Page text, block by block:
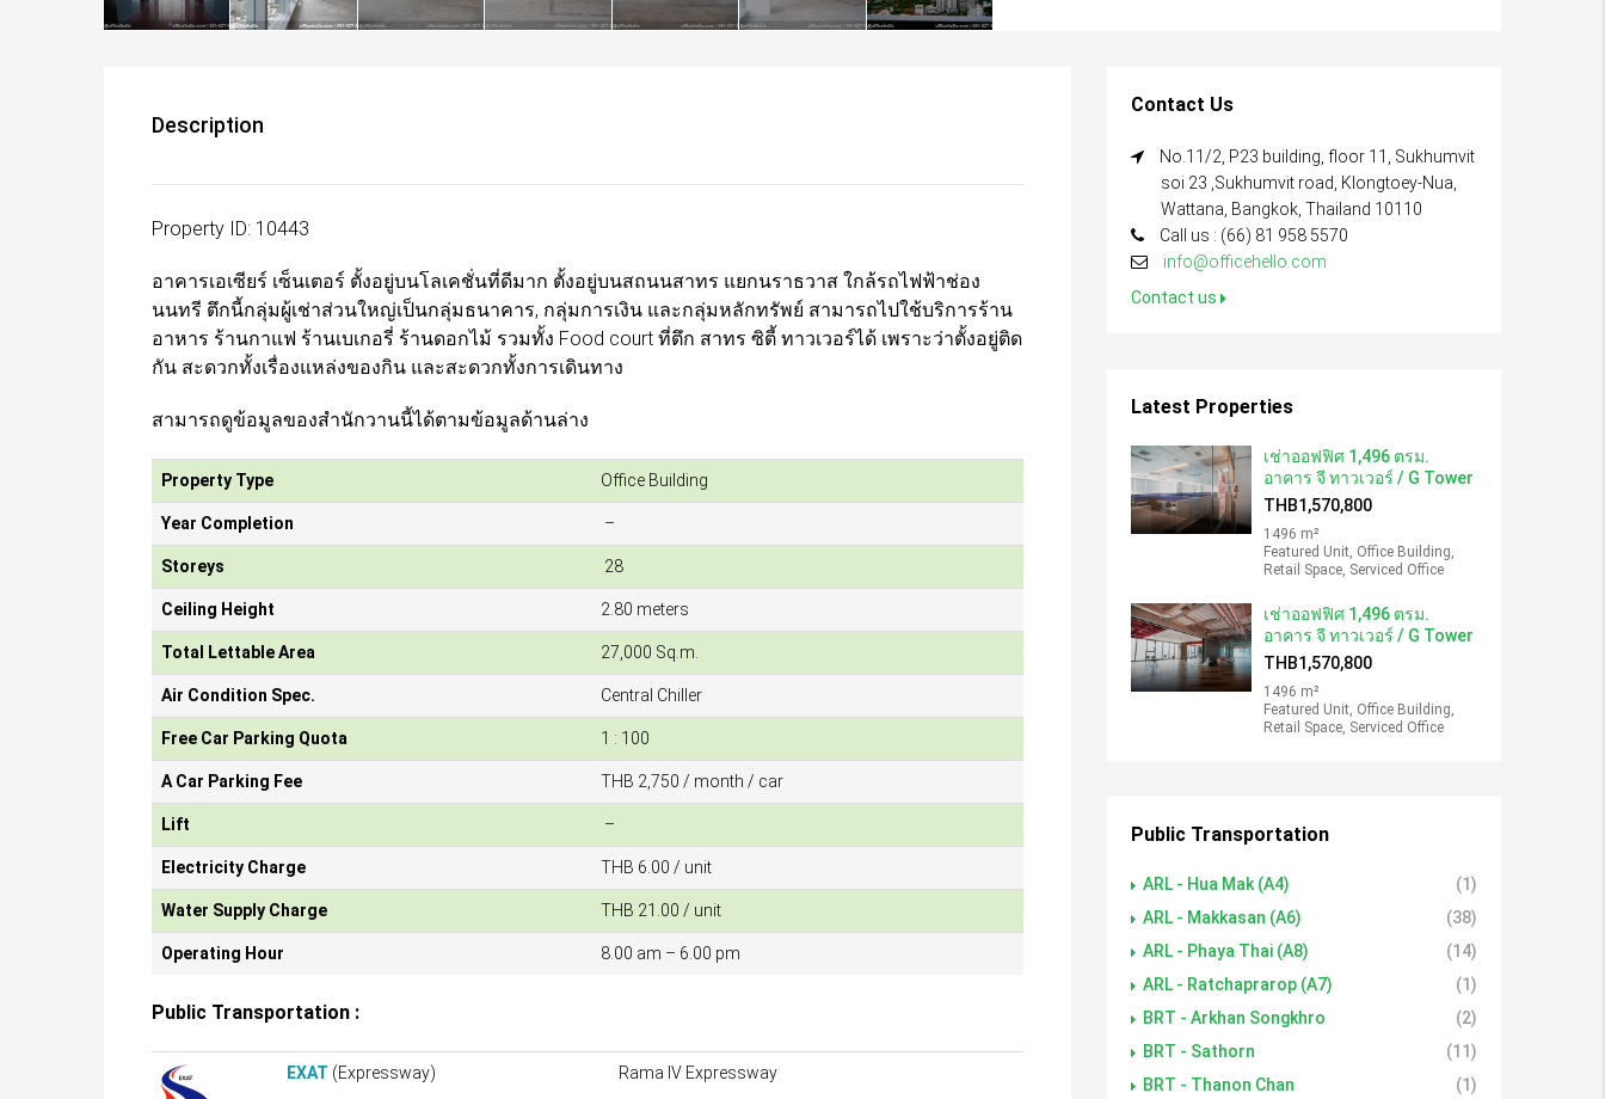
Description
Property ID: 10443
อาคารเอเซียร์ เซ็นเตอร์ ตั้งอยู่บนโลเคชั่นที่ดีมาก ตั้งอยู่บนสถนนสาทร แยกนราธวาส ใกล้รถไฟฟ้าช่อง
นนทรี ตึกนี้กลุ่มผู้เช่าส่วนใหญ่เป็นกลุ่มธนาคาร, กลุ่มการเงิน และกลุ่มหลักทรัพย์ สามารถไปใช้บริการร้าน
อาหาร ร้านกาแฟ ร้านเบเกอรี่ ร้านดอกไม้ รวมทั้ง Food court ที่ตึก สาทร ซิตี้ ทาวเวอร์ได้ เพราะว่าตั้งอยู่ติด
กัน สะดวกทั้งเรื่องแหล่งของกิน และสะดวกทั้งการเดินทาง
สามารถดูข้อมูลของสำนักวานนี้ได้ตามข้อมูลด้านล่าง
Property Type Office Building
Year Completion –
Storeys 28
Ceiling Height 2.80 meters
Total Lettable Area 27,000 Sq.m.
Air Condition Spec. Central Chiller
Free Car Parking Quota 1 : 100
A Car Parking Fee THB 2,750 / month / car
Lift –
Electricity Charge THB 6.00 / unit
Water Supply Charge THB 21.00 / unit
Operating Hour 8.00 am – 6.00 pm
Public Transportation :
EXAT (Expressway) Rama IV Expressway
Contact Us
No.11/2, P23 building, floor 11, Sukhumvit
soi 23 ,Sukhumvit road, Klongtoey-Nua,
Wattana, Bangkok, Thailand 10110
Call us : (66) 81 958 5570
info@officehello.com
Contact us
Latest Properties
เช่าออฟฟิศ 1,496 ตรม.
อาคาร จี ทาวเวอร์ / G Tower
THB1,570,800
1496 m²
Featured Unit, Office Building,
Retail Space, Serviced Office
เช่าออฟฟิศ 1,496 ตรม.
อาคาร จี ทาวเวอร์ / G Tower
THB1,570,800
1496 m²
Featured Unit, Office Building,
Retail Space, Serviced Office
Public Transportation
ARL - Hua Mak (A4)
(1)
ARL - Makkasan (A6)
(38)
ARL - Phaya Thai (A8)
(14)
ARL - Ratchaprarop (A7)
(1)
BRT - Arkhan Songkhro
(2)
BRT - Sathorn
(11)
BRT - Thanon Chan
(1)